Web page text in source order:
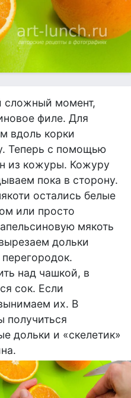
сложный момент,
филе. Для
вдоль корки
Теперь с помощью
из кожуры. Кожуру
пока в сторону.
остались белые
или просто
мякоть
дольки
над чашкой, в
сок. Если
их. В
получиться
дольки и «скелетик»